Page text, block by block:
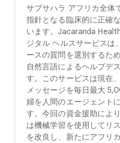
サブサハラ アフリカ全体
指針となる臨床的に正確
います。Jacaranda
ジタル ヘルスサービスは
ースの質問を選別するた
自然言語によるヘルプデ
す。このサービスは現在
メッセージを毎日最大
婦を人間のエージェント
す。今回の資金援助によ
は機械学習を使用してリ
を改良し、新たにアフリ